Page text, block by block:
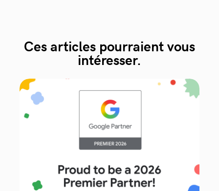
Ces articles pourraient vous
intéresser.